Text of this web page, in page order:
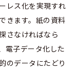
レス化を実現すれ
きます。紙の資料
さなければなら
電子データ化した
のデータにたどり